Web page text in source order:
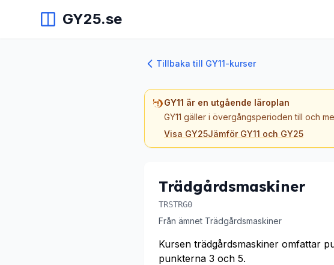
GY25.se
Tillbaka till GY11-kurser
GY11 är en utgående läroplan
GY11 gäller i övergångsperioden till och
Visa GY25Jämför GY11 och GY25
Trädgårdsmaskiner
TRSTRG0
Från ämnet Trädgårdsmaskiner
Kursen trädgårdsmaskiner omfattar
punkterna 3 och 5.